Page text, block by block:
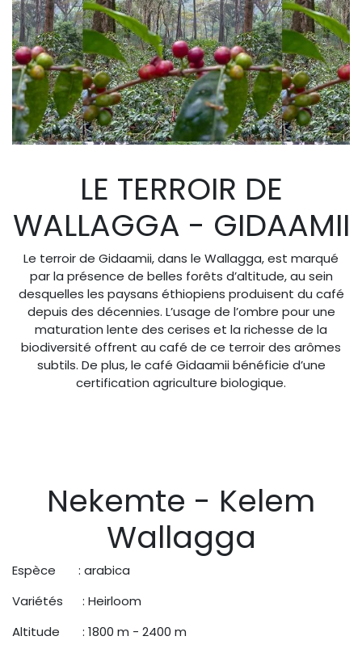
LE TERROIR DE
WALLAGGA - GIDAAMII
Le terroir de Gidaamii, dans le Wallagga, est marqué
par la présence de belles forêts d’altitude, au sein
desquelles les paysans éthiopiens produisent du café
depuis des décennies. L’usage de l’ombre pour une
maturation lente des cerises et la richesse de la
biodiversité offrent au café de ce terroir des arômes
subtils. De plus, le café Gidaamii bénéficie d’une
certification agriculture biologique.
Nekemte - Kelem
Wallagga
Espèce : arabica
Variétés : Heirloom
Altitude : 1800 m - 2400 m